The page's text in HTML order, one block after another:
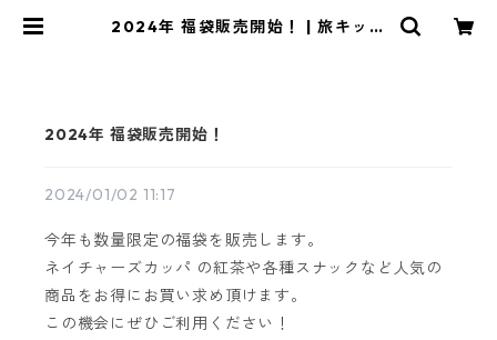
2024年 福袋販売開始！ | 旅キッチ
2024年 福袋販売開始！
2024/01/02 11:17
今年も数量限定の福袋を販売します。
ネイチャーズカッパ の紅茶や各種スナックなど人気の
商品をお得にお買い求め頂けます。
この機会にぜひご利用ください！